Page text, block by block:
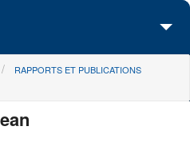
RAPPORTS ET PUBLICATIONS